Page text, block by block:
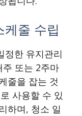
줄 수립
정한 유지관리
주 또는 2주마
줄을 잡는 것
사용할 수 있
하며, 청소 일